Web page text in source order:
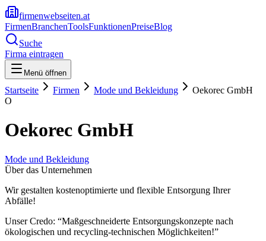
firmenwebseiten.at
FirmenBranchenToolsFunktionenPreiseBlog
Suche
Firma eintragen
Menü öffnen
Startseite Firmen Mode und Bekleidung
Oekorec GmbH
O
Oekorec GmbH
Mode und Bekleidung
Über das Unternehmen
Wir gestalten kostenoptimierte und flexible Entsorgung Ihrer
Abfälle!
Unser Credo: “Maßgeschneiderte Entsorgungskonzepte nach
ökologischen und recycling-technischen Möglichkeiten!”